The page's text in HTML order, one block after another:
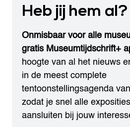
Heb jij hem al?
Onmisbaar voor alle
gratis Museumtijdschrift+
hoogte van al het nieuws
in de meest complete
tentoonstellingsagenda
zodat je snel alle
aansluiten bij jouw